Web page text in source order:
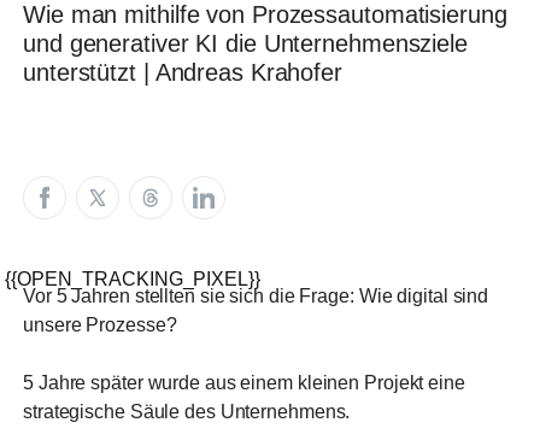
Wie man mithilfe von Prozessautomatisierung
und generativer KI die Unternehmensziele
unterstützt | Andreas Krahofer
{{OPEN_TRACKING_PIXEL}}
Vor 5 Jahren stellten sie sich die Frage: Wie digital sind
unsere Prozesse?
5 Jahre später wurde aus einem kleinen Projekt eine
strategische Säule des Unternehmens.